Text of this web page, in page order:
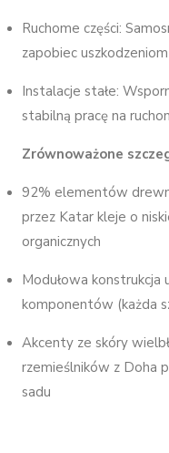
Ruchome części:
zapobiec
Instalacje stałe:
stabilną pracę na
Zrównoważone
92% elementów
przez Katar kleje o
organicznych
Modułowa
komponentów (każda
Akcenty ze skóry
rzemieślników z Doha
sadu